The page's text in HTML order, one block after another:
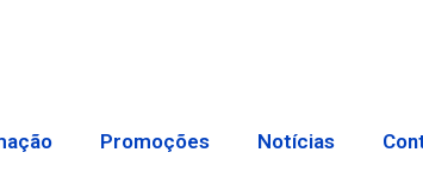
Promoções Notícias